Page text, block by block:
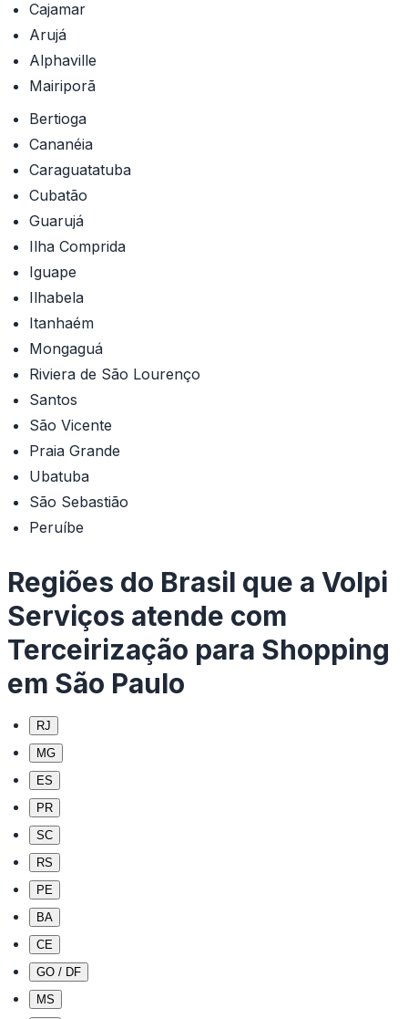
Cajamar
Arujá
Alphaville
Mairiporã
Bertioga
Cananéia
Caraguatatuba
Cubatão
Guarujá
Ilha Comprida
Iguape
Ilhabela
Itanhaém
Mongaguá
Riviera de São Lourenço
Santos
São Vicente
Praia Grande
Ubatuba
São Sebastião
Peruíbe
Regiões do Brasil que a Volpi
Serviços atende com
Terceirização para Shopping
em São Paulo
RJ
MG
ES
PR
SC
RS
PE
BA
CE
GO / DF
MS